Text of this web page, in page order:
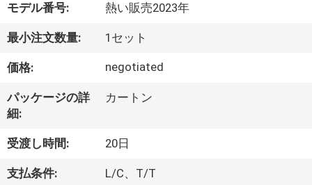
私
に
つ
い
て
モデル番号: 熱い販売2023年
最小注文数量: 1セット
価格: negotiated
パッケージの詳
細:
カートン
受渡し時間: 20日
支払条件: L/C、T/T